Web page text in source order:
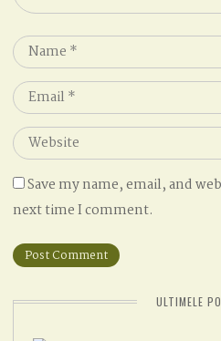
Name
Email
Website
Save my name, email, and
next time I comment.
ULTIMELE